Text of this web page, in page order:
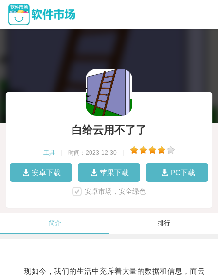
白给云用不了了
工具 时间：2023-12-30
安卓下载 苹果下载 PC下载
安卓市场，安全绿色
简介 排行
现如今，我们的生活中充斥着大量的数据和信息，而云